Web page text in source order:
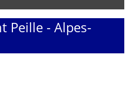
Peille - Alpes-